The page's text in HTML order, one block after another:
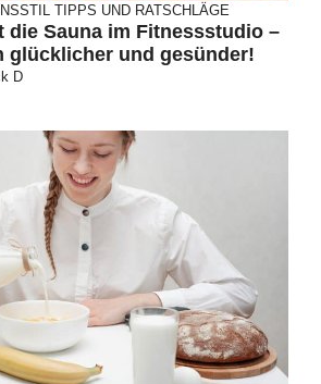
TIPPS UND RATSCHLÄGE
die Sauna im Fitnessstudio –
glücklicher und gesünder!
D